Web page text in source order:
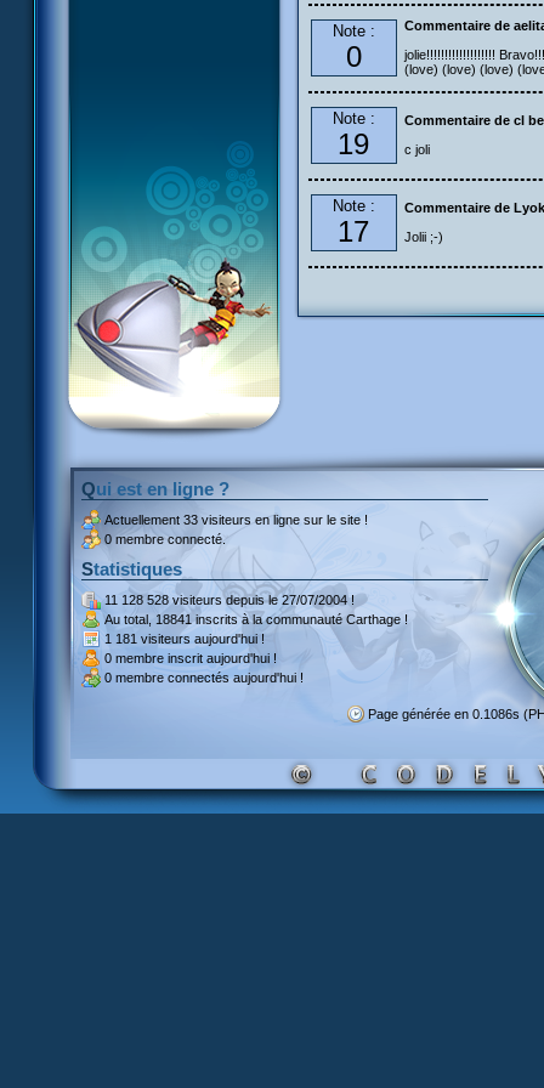
Note :
0
Commentaire de
jolie!!!!!!!!!!!!!!!!!!!
(love) (love) (love)
Note :
19
Commentaire de cl
c joli
Note :
17
Commentaire de
Jolii ;-)
Qui est en ligne ?
Actuellement 33 visiteurs en ligne sur le site !
0 membre connecté.
Statistiques
11 128 528 visiteursdepuis le 27/07/2004 !
Au total, 18841 inscritsà la communauté Carthage !
1 181 visiteurs aujourd'hui !
0 membre inscrit aujourd'hui !
0 membre connectés aujourd'hui !
Page générée en 0.1086s